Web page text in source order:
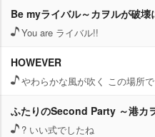
Be myライバル～カヲルが破壊
You are ライバル!!
HOWEVER
わらかな風が吹く この場所で
ふたりのSecond Party ～港カ
? いい式でしたね